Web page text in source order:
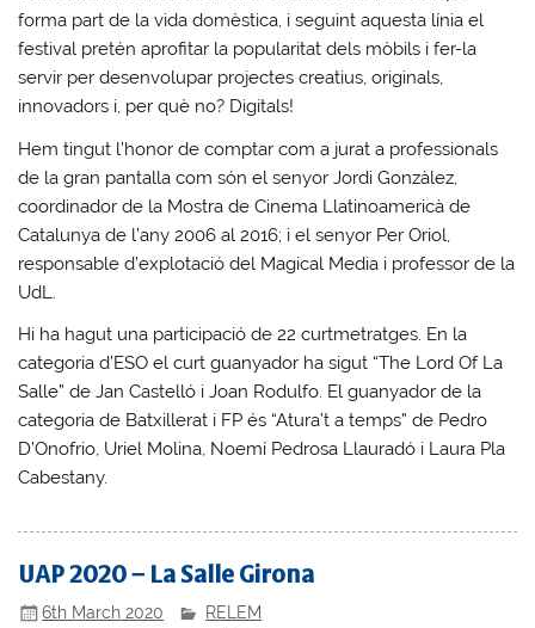
forma part de la vida domèstica, i seguint aquesta línia el
festival pretén aprofitar la popularitat dels mòbils i fer-la
servir per desenvolupar projectes creatius, originals,
innovadors i, per què no? Digitals!
Hem tingut l’honor de comptar com a jurat a professionals
de la gran pantalla com són el senyor Jordi Gonzàlez,
coordinador de la Mostra de Cinema Llatinoamericà de
Catalunya de l’any 2006 al 2016; i el senyor Per Oriol,
responsable d’explotació del Magical Media i professor de la
UdL.
Hi ha hagut una participació de 22 curtmetratges. En la
categoria d’ESO el curt guanyador ha sigut “The Lord Of La
Salle” de Jan Castelló i Joan Rodulfo. El guanyador de la
categoria de Batxillerat i FP és “Atura’t a temps” de Pedro
D’Onofrio, Uriel Molina, Noemí Pedrosa Llauradó i Laura Pla
Cabestany.
UAP 2020 – La Salle Girona
6th March 2020 RELEM